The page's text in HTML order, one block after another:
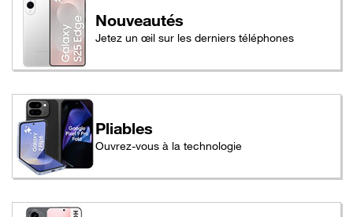
Nouveautés
Jetez un œil sur les derniers téléphones
Pliables
Ouvrez-vous à la technologie